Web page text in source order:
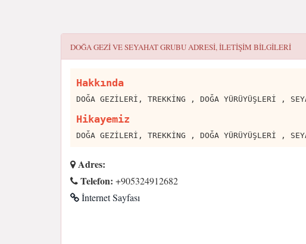
DOĞA GEZI VE SEYAHAT GRUBUADRESI, ILETIŞIM BILGILERI
Hakkında
DOĞA GEZİLERİ, TREKKİNG , DOĞA YÜRÜYÜŞLERİ ,
Hikayemiz
DOĞA GEZİLERİ, TREKKİNG , DOĞA YÜRÜYÜŞLERİ ,
Adres:
Telefon: +905324912682
İnternet Sayfası